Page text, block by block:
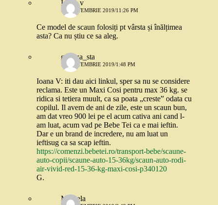
Ioana v
11 SEPTEMBRIE 2019/11:26 PM
Ce model de scaun folosiți pt vârsta și înălțimea
asta? Ca nu știu ce sa aleg.
gabitza_sta
12 SEPTEMBRIE 2019/1:48 PM
Ioana V: iti dau aici linkul, sper sa nu se considere
reclama. Este un Maxi Cosi pentru max 36 kg. se
ridica si tetiera muult, ca sa poata „creste” odata cu
copilul. Il avem de ani de zile, este un scaun bun,
am dat vreo 900 lei pe el acum cativa ani cand l-
am luat, acum vad pe Bebe Tei ca e mai ieftin.
Dar e un brand de incredere, nu am luat un
ieftisug ca sa scap ieftin.
https://comenzi.bebetei.ro/transport-bebe/scaune-
auto-copii/scaune-auto-15-36kg/scaun-auto-rodi-
air-vivid-red-15-36-kg-maxi-cosi-p340120
G.
Mihaela